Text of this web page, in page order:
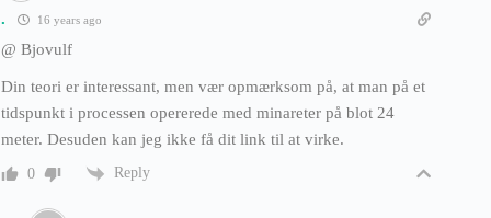
. 16 years ago
@ Bjovulf
Din teori er interessant, men vær opmærksom på, at man på et
tidspunkt i processen opererede med minareter på blot 24
meter. Desuden kan jeg ikke få dit link til at virke.
0 Reply